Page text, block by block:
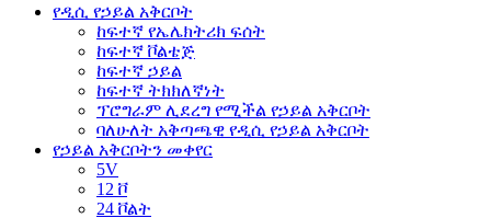
የዲሲ የኃይል አቅርቦት
ከፍተኛ የኤሌክትሪክ ፍሰት
ከፍተኛ ቮልቴጅ
ከፍተኛ ኃይል
ከፍተኛ ትክክለኛነት
ፕሮግራም ሊደረግ የሚችል የኃይል አቅርቦት
ባለሁለት አቅጣጫዊ የዲሲ የኃይል አቅርቦት
የኃይል አቅርቦትን መቀየር
5V
12 ቮ
24 ቮልት